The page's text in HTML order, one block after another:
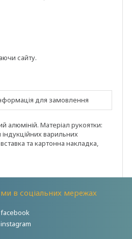
сайту.
для замовлення
алюміній. Матеріал рукоятки:
індукційних варильних
та картонна накладка,
ми в соціальних мережах
facebook
instagram